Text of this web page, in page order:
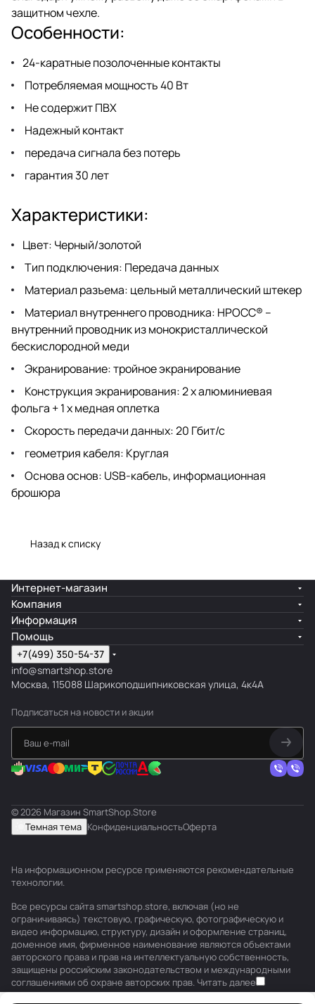
защитном чехле.
Особенности:
24-каратные позолоченные контакты
Потребляемая мощность 40 Вт
Не содержит ПВХ
Надежный контакт
передача сигнала без потерь
гарантия 30 лет
Характеристики:
Цвет: Черный/золотой
Тип подключения: Передача данных
Материал разъема: цельный металлический штекер
Материал внутреннего проводника: HPOCC® –
внутренний проводник из монокристаллической
бескислородной меди
Экранирование: тройное экранирование
Конструкция экранирования: 2 x алюминиевая
фольга + 1 x медная оплетка
Скорость передачи данных: 20 Гбит/с
геометрия кабеля: Круглая
Основа основ: USB-кабель, информационная
брошюра
Назад к списку
Интернет-магазин
Компания
Информация
Помощь
+7(499) 350-54-37
info@smartshop.store
Москва, 115088 Шарикоподшипниковская улица, 4к4А
Подписаться на новости и акции
© 2026 Магазин SmartShop.Store
Темная тема КонфиденциальностьОферта
На информационном ресурсе применяются рекомендательные
технологии.
Все ресурсы сайта smartshop.store, включая (но не
ограничиваясь) текстовую, графическую, фотографическую и
видео информацию, структуру, дизайн и оформление страниц,
доменное имя, фирменное наименование являются объектами
авторского права и прав на интеллектуальную собственность,
защищены российским законодательством и международными
соглашениями об охране авторских прав. Читать далее